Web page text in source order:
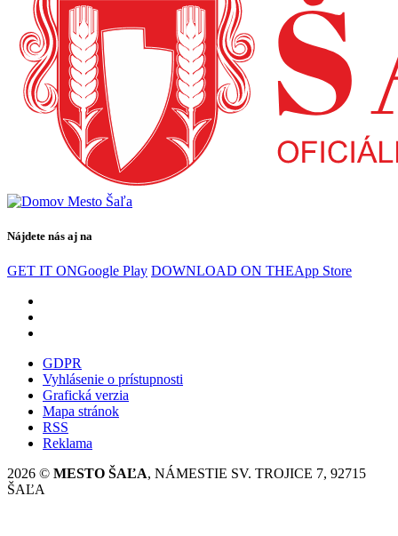
Nájdete nás aj na
GET IT ONGoogle Play DOWNLOAD ON THEApp Store
GDPR
Vyhlásenie o prístupnosti
Grafická verzia
Mapa stránok
RSS
Reklama
2026 © MESTO ŠAĽA, NÁMESTIE SV. TROJICE 7, 92715
ŠAĽA